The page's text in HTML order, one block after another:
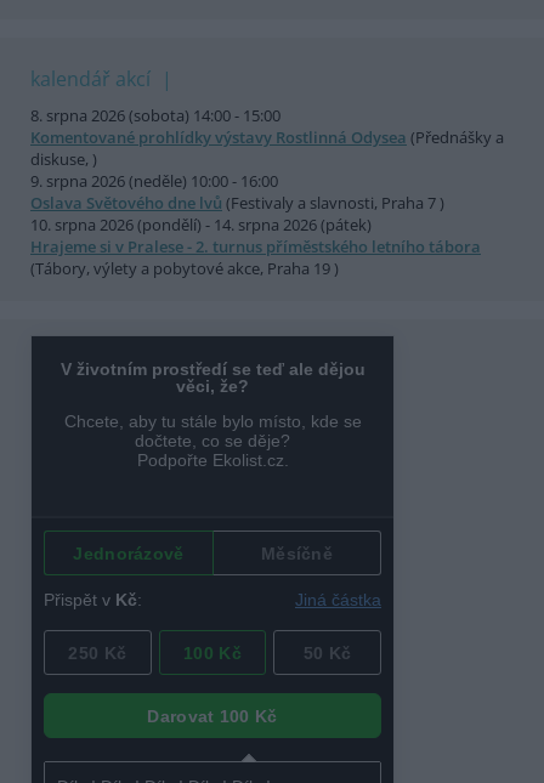
kalendář akcí
8. srpna 2026 (sobota) 14:00 - 15:00
Komentované prohlídky výstavy Rostlinná Odysea (Přednášky a
diskuse, )
9. srpna 2026 (neděle) 10:00 - 16:00
Oslava Světového dne lvů (Festivaly a slavnosti, Praha 7 )
10. srpna 2026 (pondělí) - 14. srpna 2026 (pátek)
Hrajeme si v Pralese - 2. turnus příměstského letního tábora
(Tábory, výlety a pobytové akce, Praha 19 )